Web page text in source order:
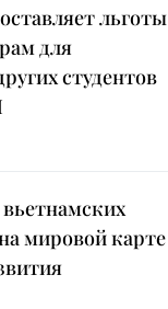
льготы
для
студентов
мировой карте